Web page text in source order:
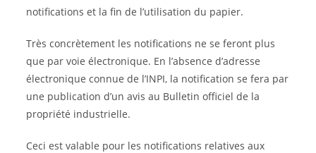
notifications et la fin de l’utilisation du papier.
Très concrètement les notifications ne se feront plus
que par voie électronique. En l’absence d’adresse
électronique connue de l’INPI, la notification se fera par
une publication d’un avis au Bulletin officiel de la
propriété industrielle.
Ceci est valable pour les notifications relatives aux